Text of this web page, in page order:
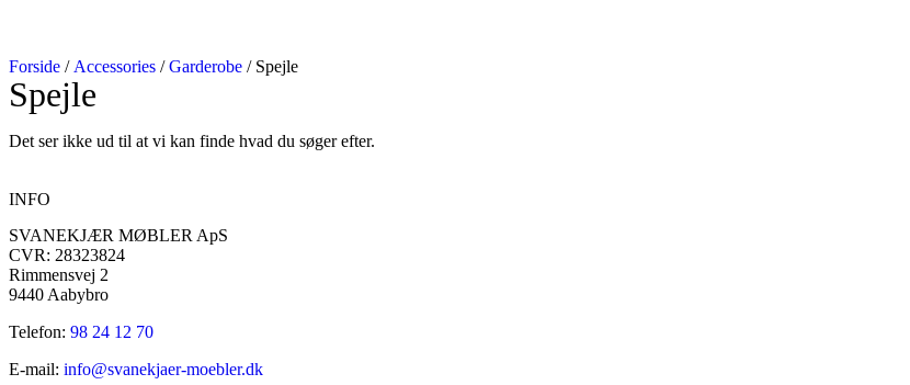
Forside / Accessories /Garderobe / Spejle
Spejle
Det ser ikke ud til at vi kan finde hvad du søger efter.
INFO
SVANEKJÆR MØBLER ApS
CVR: 28323824
Rimmensvej 2
9440 Aabybro
Telefon: 98 24 12 70
E-mail: info@svanekjaer-moebler.dk